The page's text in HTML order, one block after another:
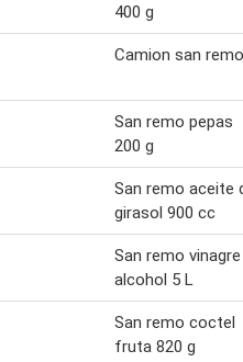
400 g
Camion san remo
San remo pepas
200 g
San remo aceite
girasol 900 cc
San remo vinagre
alcohol 5 L
San remo coctel
fruta 820 g